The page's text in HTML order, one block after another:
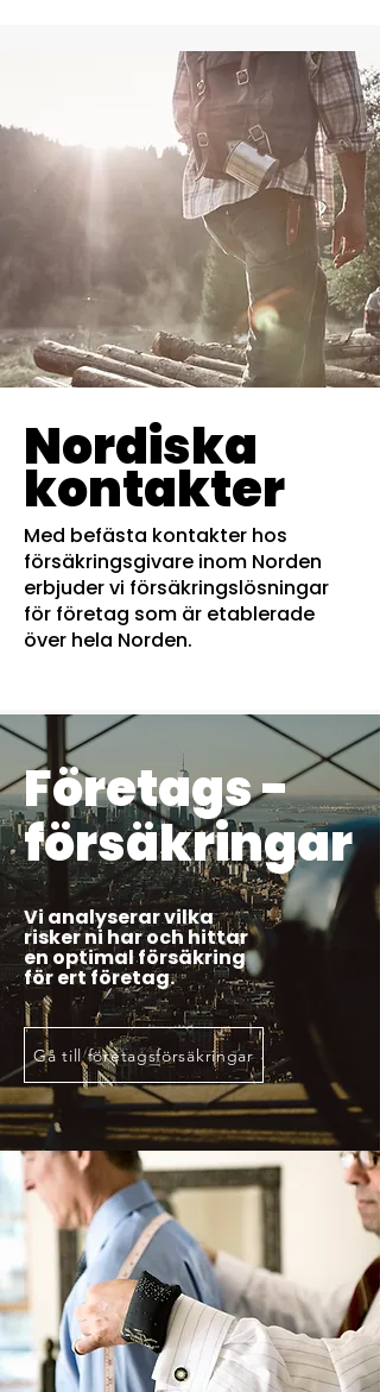
försäkringsförmedlares förening
(SFM), branschorganisationen för
professionellt verksamma
försäkringsförmedlare. Vi är även
licensierade hos InsureSec och
godkända av och registrerade
hos Finansinspektionen.
Nordiska
kontakter
Med befästa kontakter hos
försäkringsgivare inom Norden
erbjuder vi försäkringslösningar
för företag som är etablerade
över hela Norden.
Företags -
försäkringar
Vi analyserar vilka
risker ni har och hittar
en optimal försäkring
för ert företag.
Gå till företagsförsäkringar